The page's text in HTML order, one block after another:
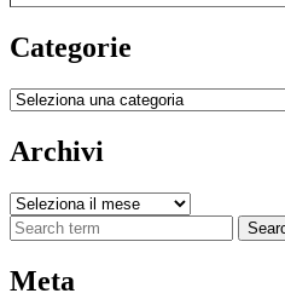
Categorie
Categorie
Archivi
Archivi
Meta